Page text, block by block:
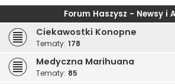
Forum Haszysz - Newsy i
Ciekawostki Konopne
Tematy: 178
Medyczna Marihuana
Tematy: 85